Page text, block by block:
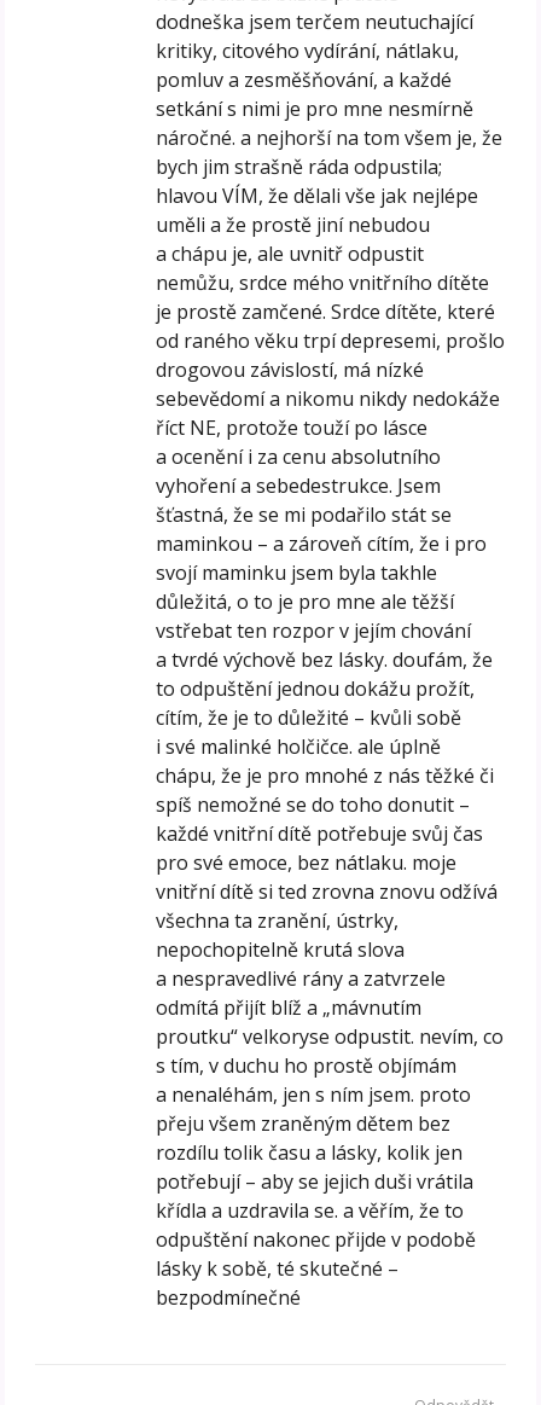
dodneška jsem terčem neutuchající
kritiky, citového vydírání, nátlaku,
pomluv a zesměšňování, a každé
setkání s nimi je pro mne nesmírně
náročné. a nejhorší na tom všem je, že
bych jim strašně ráda odpustila;
hlavou VÍM, že dělali vše jak nejlépe
uměli a že prostě jiní nebudou
a chápu je, ale uvnitř odpustit
nemůžu, srdce mého vnitřního dítěte
je prostě zamčené. Srdce dítěte, které
od raného věku trpí depresemi, prošlo
drogovou závislostí, má nízké
sebevědomí a nikomu nikdy nedokáže
říct NE, protože touží po lásce
a ocenění i za cenu absolutního
vyhoření a sebedestrukce. Jsem
šťastná, že se mi podařilo stát se
maminkou – a zároveň cítím, že i pro
svojí maminku jsem byla takhle
důležitá, o to je pro mne ale těžší
vstřebat ten rozpor v jejím chování
a tvrdé výchově bez lásky. doufám, že
to odpuštění jednou dokážu prožít,
cítím, že je to důležité – kvůli sobě
i své malinké holčičce. ale úplně
chápu, že je pro mnohé z nás těžké či
spíš nemožné se do toho donutit –
každé vnitřní dítě potřebuje svůj čas
pro své emoce, bez nátlaku. moje
vnitřní dítě si ted zrovna znovu odžívá
všechna ta zranění, ústrky,
nepochopitelně krutá slova
a nespravedlivé rány a zatvrzele
odmítá přijít blíž a „mávnutím
proutku“ velkoryse odpustit. nevím, co
s tím, v duchu ho prostě objímám
a nenaléhám, jen s ním jsem. proto
přeju všem zraněným dětem bez
rozdílu tolik času a lásky, kolik jen
potřebují – aby se jejich duši vrátila
křídla a uzdravila se. a věřím, že to
odpuštění nakonec přijde v podobě
lásky k sobě, té skutečné –
bezpodmínečné